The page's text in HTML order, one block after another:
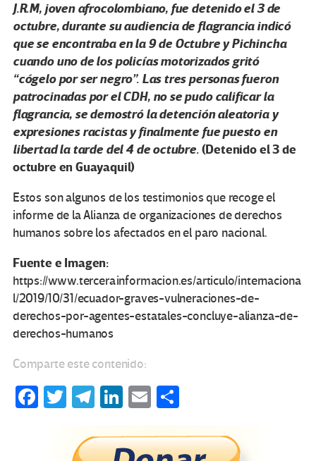
J.R.M, joven afrocolombiano, fue detenido el 3 de
octubre, durante su audiencia de flagrancia indicó
que se encontraba en la 9 de Octubre y Pichincha
cuando uno de los policías motorizados gritó
“cógelo por ser negro”. Las tres personas fueron
patrocinadas por el CDH, no se pudo calificar la
flagrancia, se demostró la detención aleatoria y
expresiones racistas y finalmente fue puesto en
libertad la tarde del 4 de octubre.(Detenido el 3 de
octubre en Guayaquil)
Estos son algunos de los testimonios que recoge el
informe de la Alianza de organizaciones de derechos
humanos sobre los afectados en el paro nacional.
Fuente e Imagen:
https://www.tercerainformacion.es/articulo/internaciona
l/2019/10/31/ecuador-graves-vulneraciones-de-
derechos-por-agentes-estatales-concluye-alianza-de-
derechos-humanos
Comparte este contenido:
Fa T
tt
Te
gr
Li
ke
E
ail m